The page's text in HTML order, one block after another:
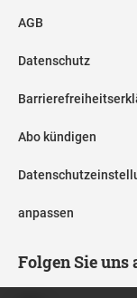
AGB
Datenschutz
Abo kündigen
anpassen
Folgen Sie uns